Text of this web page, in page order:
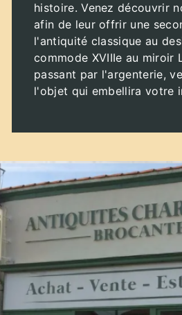
histoire. Venez découvrir
afin de leur offrir une
l'antiquité classique au
commode XVIIIe au miroir
passant par l'argenterie,
l'objet qui embellira votre